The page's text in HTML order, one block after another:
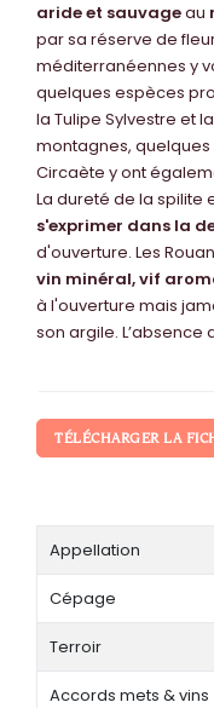
aride et sauvageau
par sa réserve de
méditerranéennes y
quelques espèces
la Tulipe Sylvestre et
montagnes, quelques
Circaète y ont
La dureté de la spilite
s'exprimer dans la
d'ouverture. Les
vin minéral, vif
à l'ouverture mais
son argile.
TÉLÉCHARGER LA
Appellation
Cépage
Terroir
Accords mets & vins